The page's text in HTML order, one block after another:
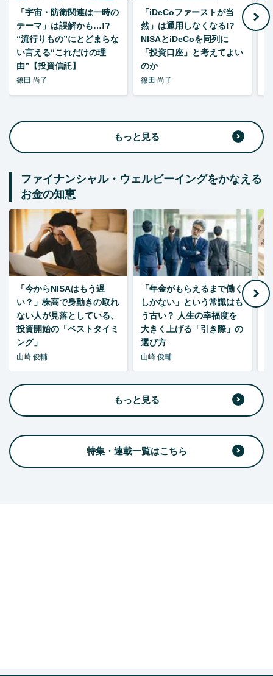
「宇宙・防衛関連は一時の
テーマ」は誤解かも…!?
“流行りもの”にとどまらな
い言える“これだけの理
由”【投資信託】
篠田 尚子
「iDeCoファーストが当
然」は通用しなくなる!?
NISAとiDeCoを同列に
「投資口座」と考えてよい
のか
篠田 尚子
もっと見る
ファイナンシャル・ウェルビーイングをかなえる
お金の知恵
「今からNISAはもう遅
い？」株高で身動きの取れ
ない人が見落としている、
投資開始の「ベストタイミ
ング」
山崎 俊輔
「年金がもらえるまで働く
しかない」という常識はも
う古い？ 人生の幸福度を
大きく上げる「引き際」の
選び方
山崎 俊輔
もっと見る
特集・連載一覧はこちら